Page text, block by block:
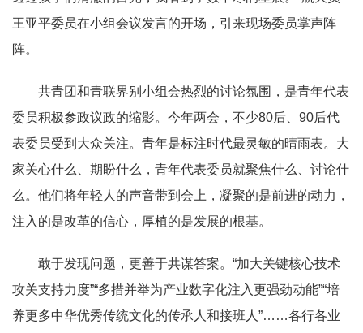
王亚平委员在小组会议发言的开场，引来现场委员掌声阵
阵。
共青团和青联界别小组会热烈的讨论氛围，是青年代表
委员积极参政议政的缩影。今年两会，不少80后、90后代
表委员受到大众关注。青年是标注时代最灵敏的晴雨表。大
家关心什么、期盼什么，青年代表委员就聚焦什么、讨论什
么。他们将年轻人的声音带到会上，凝聚的是前进的动力，
注入的是改革的信心，厚植的是发展的根基。
敢于发现问题，更善于共谋答案。“加大关键核心技术
攻关支持力度”“多措并举为产业数字化注入更强劲动能”“培
养更多中华优秀传统文化的传承人和接班人”……各行各业